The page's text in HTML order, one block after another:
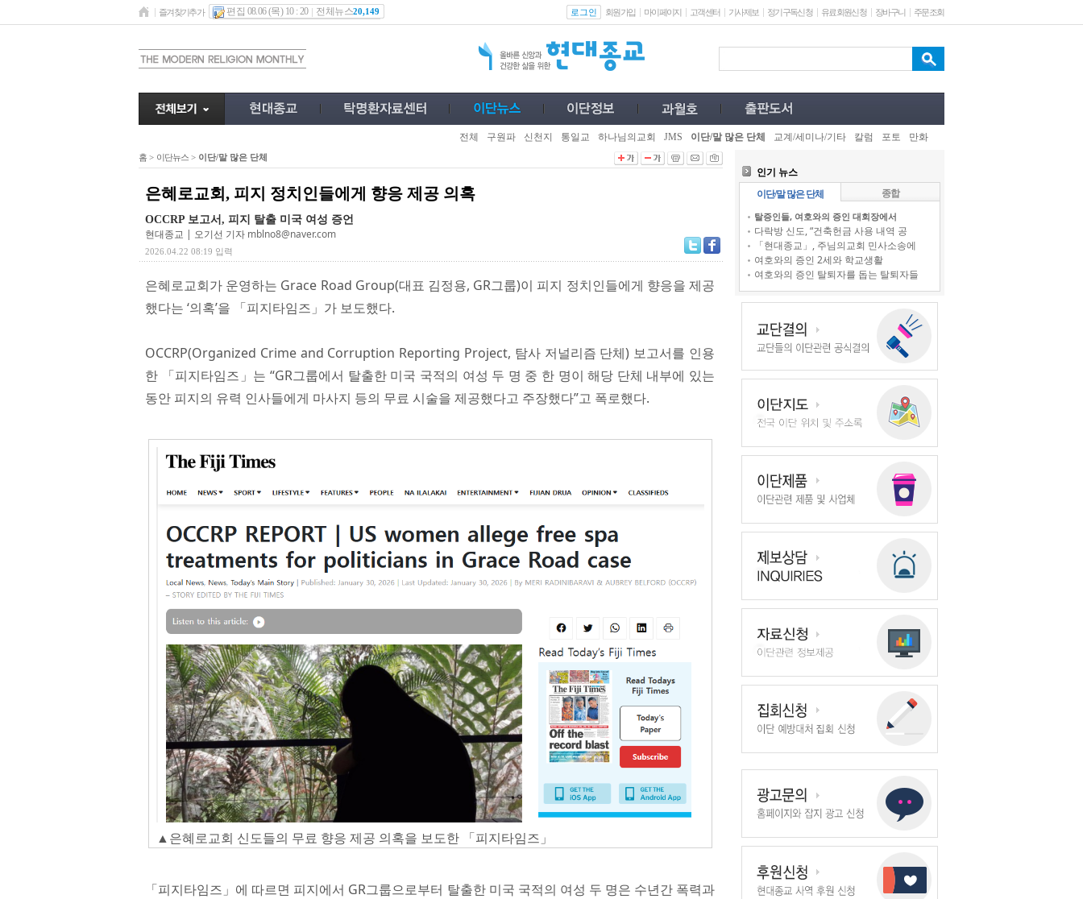
즐겨찾기추가 편집 08.06 (목) 10 : 20 전체뉴스20,149 로그인 회원가입 마이페이지 고객센터 기사제보 정기구독신청 유료회원신청 장바구니 주문조회
전체 구원파 신천지 통일교 하나님의교회 JMS 이단/말 많은 단체 교계/세미나/기타 칼럼 포토 만화
홈 > 이단뉴스 > 이단/말 많은 단체
은혜로교회, 피지 정치인들에게 향응 제공 의혹
OCCRP 보고서, 피지 탈출 미국 여성 증언
현대종교 | 오기선 기자 mblno8@naver.com
2026.04.22 08:19 입력
은혜로교회가 운영하는 Grace Road Group(대표 김정용, GR그룹)이 피지 정치인들에게 향응을 제공
했다는 ‘의혹’을 「피지타임즈」가 보도했다.
OCCRP(Organized Crime and Corruption Reporting Project, 탐사 저널리즘 단체) 보고서를 인용
한 「피지타임즈」는 “GR그룹에서 탈출한 미국 국적의 여성 두 명 중 한 명이 해당 단체 내부에 있는
동안 피지의 유력 인사들에게 마사지 등의 무료 시술을 제공했다고 주장했다”고 폭로했다.
▲은혜로교회 신도들의 무료 향응 제공 의혹을 보도한 「피지타임즈」
「피지타임즈」에 따르면 피지에서 GR그룹으로부터 탈출한 미국 국적의 여성 두 명은 수년간 폭력과
인기 뉴스
이단/말 많은 단체
종합
탈증인들, 여호와의 증인 대회장에서
다락방 신도, “건축헌금 사용 내역 공
「현대종교」, 주님의교회 민사소송에
여호와의 증인 2세와 학교생활
여호와의 증인 탈퇴자를 돕는 탈퇴자들